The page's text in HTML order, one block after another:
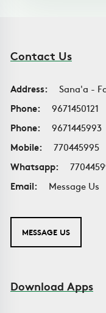
Contact Us
Address:
Sana'a -
Phone:
9671450121
Phone:
9671445993
Mobile:
770445995
Whatsapp:
Email:
Message Us
MESSAGE US
Download Apps